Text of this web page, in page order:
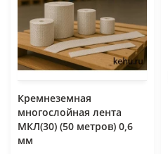
Кремнеземная
многослойная лента
МКЛ(30) (50 метров) 0,6
мм